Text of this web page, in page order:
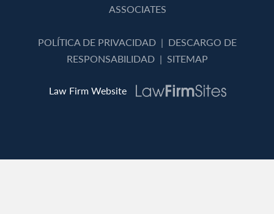
ASSOCIATES
POLÍTICA DE PRIVACIDAD | DESCARGO DE
RESPONSABILIDAD | SITEMAP
Law Firm Website